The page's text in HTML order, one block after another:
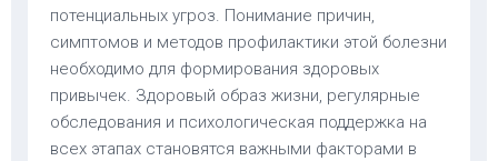
потенциальных угроз. Понимание причин,
симптомов и методов профилактики этой болезни
необходимо для формирования здоровых
привычек. Здоровый образ жизни, регулярные
обследования и психологическая поддержка на
всех этапах становятся важными факторами в